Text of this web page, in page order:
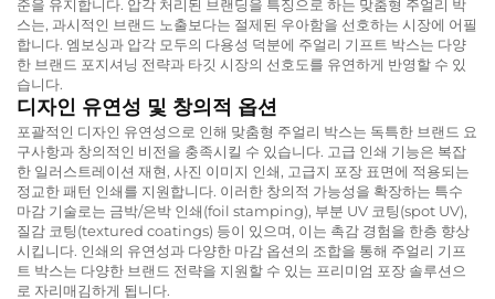
준을 유지합니다. 압각 처리된 브랜딩을 특징으로 하는 맞춤형 주얼리 박
스는, 과시적인 브랜드 노출보다는 절제된 우아함을 선호하는 시장에 어필
합니다. 엠보싱과 압각 모두의 다용성 덕분에 주얼리 기프트 박스는 다양
한 브랜드 포지셔닝 전략과 타깃 시장의 선호도를 유연하게 반영할 수 있
습니다.
디자인 유연성 및 창의적 옵션
포괄적인 디자인 유연성으로 인해 맞춤형 주얼리 박스는 독특한 브랜드 요
구사항과 창의적인 비전을 충족시킬 수 있습니다. 고급 인쇄 기능은 복잡
한 일러스트레이션 재현, 사진 이미지 인쇄, 고급지 포장 표면에 적용되는
정교한 패턴 인쇄를 지원합니다. 이러한 창의적 가능성을 확장하는 특수
마감 기술로는 금박/은박 인쇄(foil stamping), 부분 UV 코팅(spot UV),
질감 코팅(textured coatings) 등이 있으며, 이는 촉감 경험을 한층 향상
시킵니다. 인쇄의 유연성과 다양한 마감 옵션의 조합을 통해 주얼리 기프
트 박스는 다양한 브랜드 전략을 지원할 수 있는 프리미엄 포장 솔루션으
로 자리매김하게 됩니다.